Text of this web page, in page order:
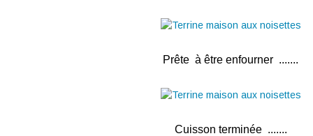
Prête à être enfourner .......
Cuisson terminée .......